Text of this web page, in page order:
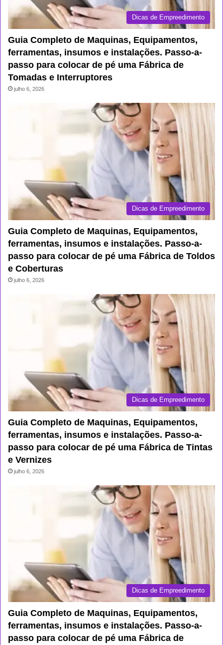
Dicas de Empreedimento
Guia Completo de Maquinas, Equipamentos,
ferramentas, insumos e instalações. Passo-a-
passo para colocar de pé uma Fábrica de
Tomadas e Interruptores
julho 6, 2026
Dicas de Empreedimento
Guia Completo de Maquinas, Equipamentos,
ferramentas, insumos e instalações. Passo-a-
passo para colocar de pé uma Fábrica de Toldos
e Coberturas
julho 6, 2026
Dicas de Empreedimento
Guia Completo de Maquinas, Equipamentos,
ferramentas, insumos e instalações. Passo-a-
passo para colocar de pé uma Fábrica de Tintas
e Vernizes
julho 6, 2026
Dicas de Empreedimento
Guia Completo de Maquinas, Equipamentos,
ferramentas, insumos e instalações. Passo-a-
passo para colocar de pé uma Fábrica de